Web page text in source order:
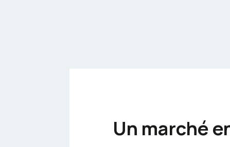
Un marché